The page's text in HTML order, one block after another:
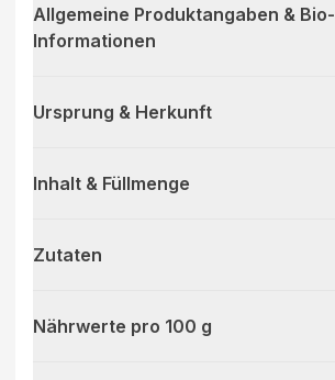
Allgemeine Produktangaben & Bio-
Informationen
Ursprung & Herkunft
Inhalt & Füllmenge
Zutaten
Nährwerte pro 100 g